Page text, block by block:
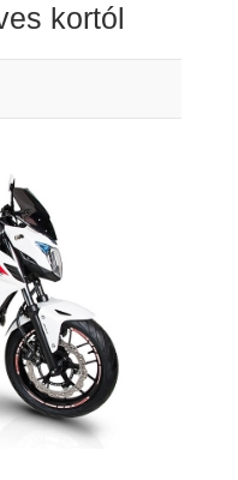
kortól